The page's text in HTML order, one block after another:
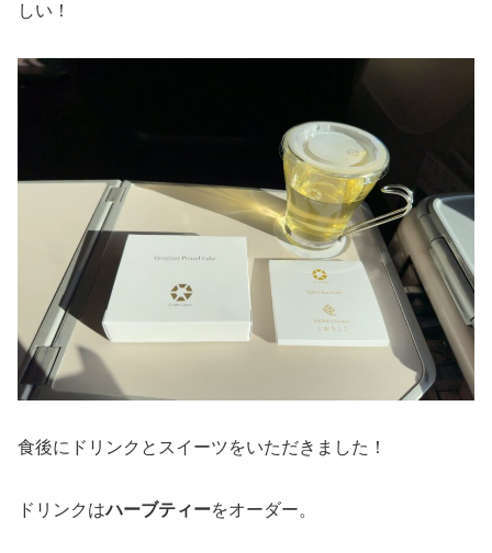
しい！
食後にドリンクとスイーツをいただきました！
ドリンクはハーブティーをオーダー。